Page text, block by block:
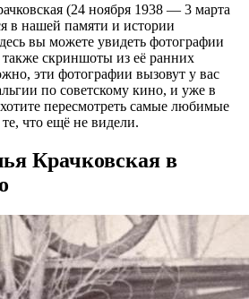
(24 ноября 1938 — 3 марта
в нашей памяти и истории
вы можете увидеть фотографии
скриншоты из её ранних
эти фотографии вызовут у вас
по советскому кино, и уже в
пересмотреть самые любимые
что ещё не видели.
Крачковская в